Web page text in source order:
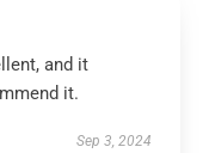
and it
it.
Sep 3, 2024